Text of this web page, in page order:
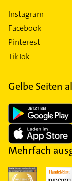
Instagram
Facebook
Pinterest
TikTok
Gelbe Seiten
Mehrfach